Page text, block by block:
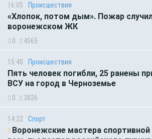
16:05 Происшествия
«Хлопок, потом дым». Пожар
воронежском ЖК
0 4565
15:40 Происшествия
Пять человек погибли, 25 ранены
ВСУ на город в Черноземье
0 3826
14:22 Спорт
Воронежские мастера спортивной